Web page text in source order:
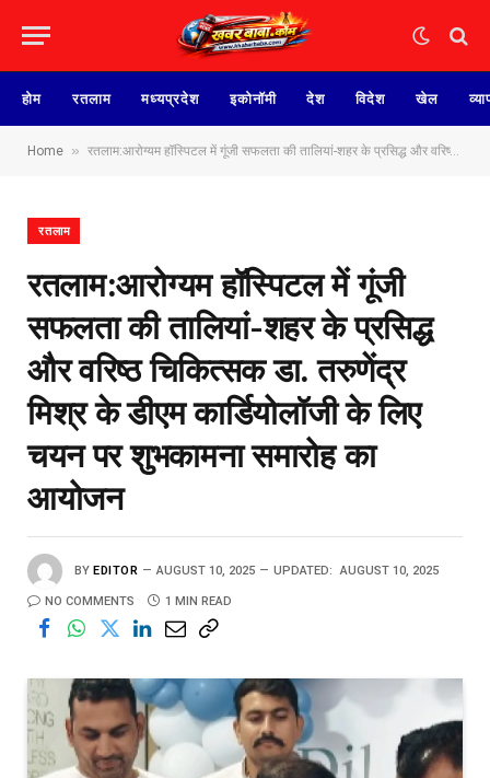
होम रतलाम मध्यप्रदेश इकोनॉमी देश विदेश खेल
Home » रतलाम:आरोग्यम हॉस्पिटल में गूंजी सफलता की तालियां-शहर के प्रसिद्ध और वरिष्ठ चिकित्सक डा. तरुणेंद्र मिश्र के डीएम कार्डियोलॉजी के लिए चयन पर शुभकामना समारोह का आयोजन
रतलाम
रतलाम:आरोग्यम हॉस्पिटल में गूंजी
सफलता की तालियां-शहर के प्रसिद्ध
और वरिष्ठ चिकित्सक डा. तरुणेंद्र
मिश्र के डीएम कार्डियोलॉजी के लिए
चयन पर शुभकामना समारोह का
आयोजन
BY EDITOR AUGUST 10, 2025 UPDATED: AUGUST 10, 2025
NO COMMENTS 1 MIN READ